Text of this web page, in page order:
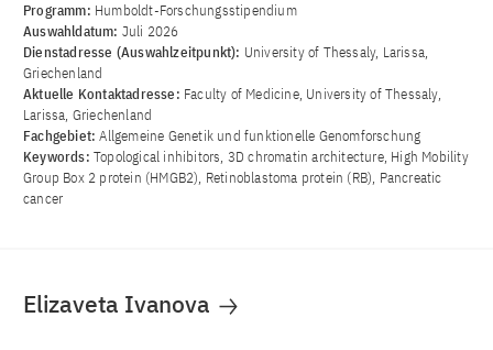
Programm: Humboldt-Forschungsstipendium
Auswahldatum: Juli 2026
Dienstadresse (Auswahlzeitpunkt): University of Thessaly, Larissa,
Griechenland
Aktuelle Kontaktadresse: Faculty of Medicine, University of Thessaly,
Larissa, Griechenland
Fachgebiet:Allgemeine Genetik und funktionelle Genomforschung
Keywords: Topological inhibitors, 3D chromatin architecture, High Mobility
Group Box 2 protein (HMGB2), Retinoblastoma protein (RB), Pancreatic
cancer
Elizaveta Ivanova